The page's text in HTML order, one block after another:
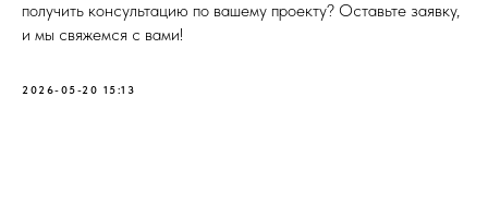
получить консультацию по вашему проекту? Оставьте заявку,
и мы свяжемся с вами!
2026-05-20 15:13